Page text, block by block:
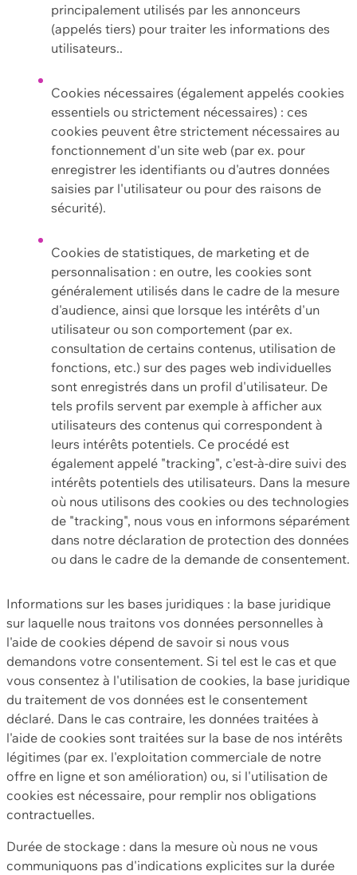
principalement utilisés par les annonceurs
(appelés tiers) pour traiter les informations des
utilisateurs..
Cookies nécessaires (également appelés cookies
essentiels ou strictement nécessaires) : ces
cookies peuvent être strictement nécessaires au
fonctionnement d'un site web (par ex. pour
enregistrer les identifiants ou d'autres données
saisies par l'utilisateur ou pour des raisons de
sécurité).
Cookies de statistiques, de marketing et de
personnalisation : en outre, les cookies sont
généralement utilisés dans le cadre de la mesure
d'audience, ainsi que lorsque les intérêts d'un
utilisateur ou son comportement (par ex.
consultation de certains contenus, utilisation de
fonctions, etc.) sur des pages web individuelles
sont enregistrés dans un profil d'utilisateur. De
tels profils servent par exemple à afficher aux
utilisateurs des contenus qui correspondent à
leurs intérêts potentiels. Ce procédé est
également appelé "tracking", c'est-à-dire suivi des
intérêts potentiels des utilisateurs. Dans la mesure
où nous utilisons des cookies ou des technologies
de "tracking", nous vous en informons séparément
dans notre déclaration de protection des données
ou dans le cadre de la demande de consentement.
Informations sur les bases juridiques : la base juridique
sur laquelle nous traitons vos données personnelles à
l'aide de cookies dépend de savoir si nous vous
demandons votre consentement. Si tel est le cas et que
vous consentez à l'utilisation de cookies, la base juridique
du traitement de vos données est le consentement
déclaré. Dans le cas contraire, les données traitées à
l'aide de cookies sont traitées sur la base de nos intérêts
légitimes (par ex. l'exploitation commerciale de notre
offre en ligne et son amélioration) ou, si l'utilisation de
cookies est nécessaire, pour remplir nos obligations
contractuelles.
Durée de stockage : dans la mesure où nous ne vous
communiquons pas d'indications explicites sur la durée